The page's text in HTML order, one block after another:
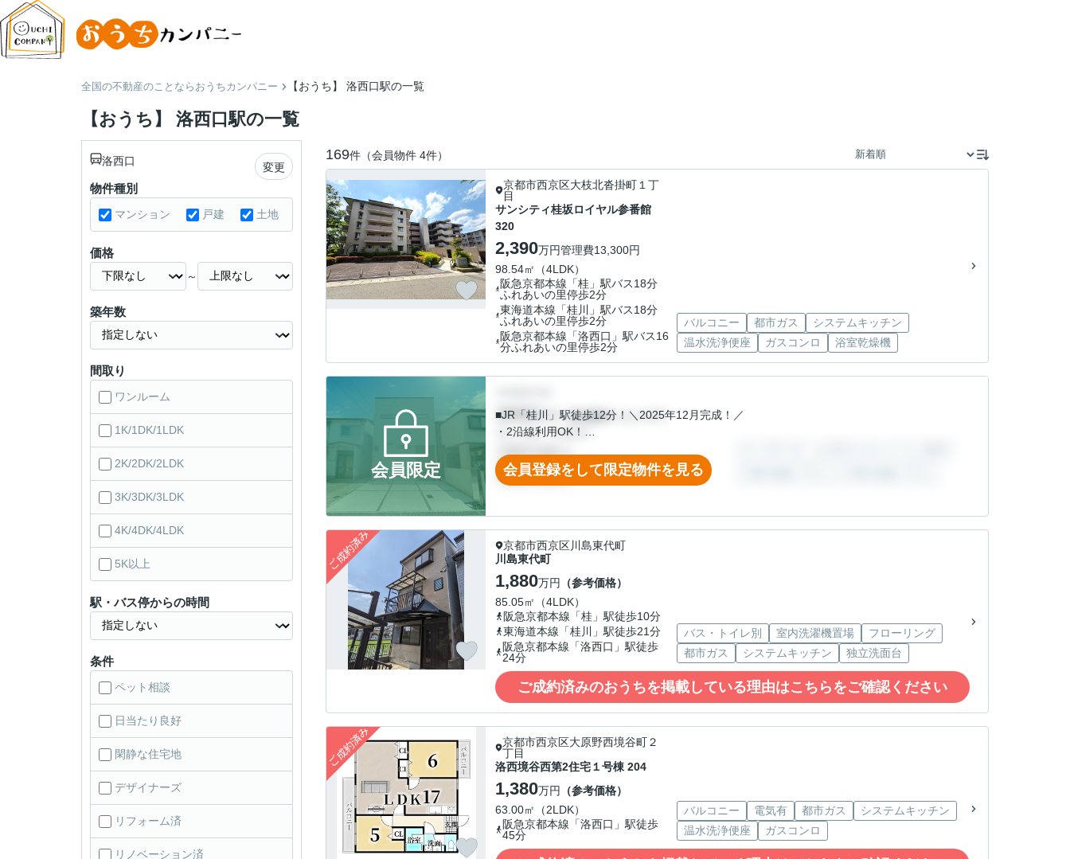
全国の不動産のことならおうちカンパニー 【おうち】 洛西口駅の一覧
【おうち】 洛西口駅の一覧
169件（会員物件 4件）
京都市西京区大枝北沓掛町１丁
目
サンシティ桂坂ロイヤル参番館
320
2,390万円管理費13,300円
98.54㎡（4LDK）
阪急京都本線「桂」駅バス18分
ふれあいの里停歩2分
東海道本線「桂川」駅バス18分
ふれあいの里停歩2分
阪急京都本線「洛西口」駅バス16
分ふれあいの里停歩2分
バルコニー 都市ガス
システムキッチン
温水洗浄便座
ガスコンロ 浴室乾燥機
会員限定
■JR「桂川」駅徒歩12分！＼2025年12月完成！／
・2沿線利用OK！
・小・中学校ともに徒歩10分以内！子育て世代にうれしい環境
・納戸やWICなど収納豊富◎ファミリークローゼットは洗面室＆玄関からアクセスしやすく、洗
会員登録をして限定物件を見る
京都市西京区川島東代町
川島東代町
1,880万円
（参考価格）
85.05㎡（4LDK）
阪急京都本線「桂」駅徒歩10分
東海道本線「桂川」駅徒歩21分
阪急京都本線「洛西口」駅徒歩
24分
バス・トイレ別 室内洗濯機置場
フローリング
都市ガス
システムキッチン 独立洗面台
ご成約済みのおうちを掲載している理由はこちらをご確認ください
京都市西京区大原野西境谷町２
丁目
洛西境谷西第2住宅１号棟 204
1,380万円
（参考価格）
63.00㎡（2LDK）
阪急京都本線「洛西口」駅徒歩
45分
バルコニー 電気有 都市ガス
システムキッチン
温水洗浄便座
ガスコンロ
洛西口 変更
物件種別
マンション 戸建 土地
価格
～
築年数
間取り
ワンルーム
1K/1DK/1LDK
2K/2DK/2LDK
3K/3DK/3LDK
4K/4DK/4LDK
5K以上
駅・バス停からの時間
条件
ペット相談
日当たり良好
閑静な住宅地
デザイナーズ
リフォーム済
リノベーション済